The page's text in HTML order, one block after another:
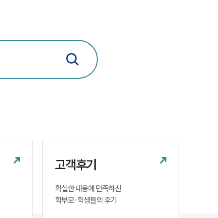
고객후기
확실한 대응에 만족하신
학부모·학생들의 후기